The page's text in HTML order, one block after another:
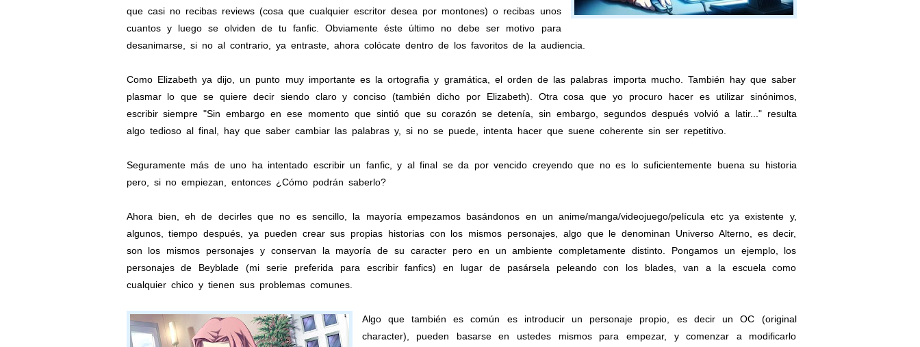
que casi no recibas reviews (cosa que cualquier escritor desea por montones) o recibas unos
cuantos y luego se olviden de tu fanfic. Obviamente éste último no debe ser motivo para
desanimarse, si no al contrario, ya entraste, ahora colócate dentro de los favoritos de la audiencia.
Como Elizabeth ya dijo, un punto muy importante es la ortografia y gramática, el orden de las palabras importa mucho. También hay que saber
plasmar lo que se quiere decir siendo claro y conciso (también dicho por Elizabeth). Otra cosa que yo procuro hacer es utilizar sinónimos,
escribir siempre "Sin embargo en ese momento que sintió que su corazón se detenía, sin embargo, segundos después volvió a latir..." resulta
algo tedioso al final, hay que saber cambiar las palabras y, si no se puede, intenta hacer que suene coherente sin ser repetitivo.
Seguramente más de uno ha intentado escribir un fanfic, y al final se da por vencido creyendo que no es lo suficientemente buena su historia
pero, si no empiezan, entonces ¿Cómo podrán saberlo?
Ahora bien, eh de decirles que no es sencillo, la mayoría empezamos basándonos en un anime/manga/videojuego/película etc ya existente y,
algunos, tiempo después, ya pueden crear sus propias historias con los mismos personajes, algo que le denominan Universo Alterno, es decir,
son los mismos personajes y conservan la mayoría de su caracter pero en un ambiente completamente distinto. Pongamos un ejemplo, los
personajes de Beyblade (mi serie preferida para escribir fanfics) en lugar de pasársela peleando con los blades, van a la escuela como
cualquier chico y tienen sus problemas comunes.
Algo que también es común es introducir un personaje propio, es decir un OC (original
character), pueden basarse en ustedes mismos para empezar, y comenzar a modificarlo